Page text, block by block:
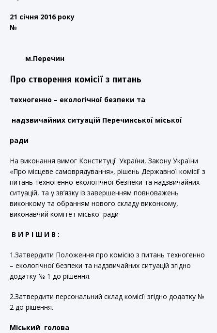
21 січня 2016 року
№
м.Перечин
Про створення комісії з питань
техногенно – екологічної безпеки та
надзвичайних ситуацій Перечинської міської
ради
На виконання вимог Конституції України, Закону України
«Про місцеве самоврядування», рішень Державної комісії з
питань техногенно-екологічної безпеки та надзвичайних
ситуацій, та у зв’язку із завершенням повноважень
виконкому та обранням нового складу виконкому,
виконавчий комітет міської ради
В И Р І Ш И В :
1.Затвердити Положення про комісію з питань техногенно
– екологічної безпеки та надзвичайних ситуацій згідно
додатку № 1 до рішення.
2.Затвердити персональний склад комісії згідно додатку №
2 до рішення.
Міський голова